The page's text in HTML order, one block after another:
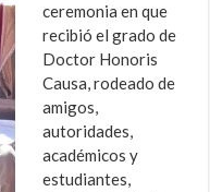
ceremonia en que
recibió el grado de
Doctor Honoris
Causa, rodeado de
amigos,
autoridades,
académicos y
estudiantes,